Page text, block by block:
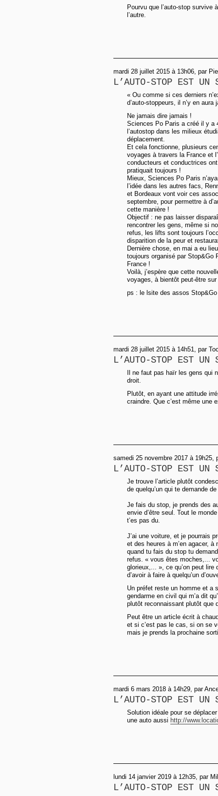
Pourvu que l’auto-stop survive
l’autre.
mardi 28 juillet 2015 à 13h06, par
L’AUTO-STOP EST UN
« Ou comme si ces derniers
d’auto-stoppeurs, il n’y en aura
Ne jamais dire jamais !
Sciences Po Paris a créé il y a
l’autostop dans les milieux
déplacement.
Et cela fonctionne, plusieurs
voyages à travers la France et
conducteurs et conductrices
pratiquait toujours !
Mieux, Sciences Po Paris
l’idée dans les autres facs,
et Bordeaux vont voir ces
septembre, pour permettre à
cette manière !
Objectif : ne pas laisser
rencontrer les gens, même si
refus, les lifts sont toujours
disparition de la peur et
Dernière chose, en mai a eu
toujours organisé par Stop&Go
France !
Voilà, j’espère que cette
voyages, à bientôt peut-être
ps : le lsite des assos
mardi 28 juillet 2015 à 14h51, par
L’AUTO-STOP EST UN
Il ne faut pas haïr les gens qui
droit.
Plutôt, en ayant une attitude
craindre. Que c’est même une
samedi 25 novembre 2017 à 19h25,
L’AUTO-STOP EST UN
Je trouve l’article plutôt
de quelqu’un qui te demande
Je fais du stop, je prends des
envie d’être seul. Tout le
t’es pas du.
J’ai une voiture, et je pourrais
et des heures à m’en agacer,
quand tu fais du stop tu
refus. « vous êtes moches,...
glorieux,... », ce qu’on peut lire
d’avoir à faire à quelqu’un
Un préfet reste un homme et a
gendarme en civil qui m’a dit
plutôt reconnaissant plutôt que
Peut être un article écrit à
et si c’est pas le cas, si on se
mais je prends la prochaine
mardi 6 mars 2018 à 14h29, par
L’AUTO-STOP EST UN
Solution idéale pour se
une auto aussi http://
lundi 14 janvier 2019 à 12h35, par
L’AUTO-STOP EST UN